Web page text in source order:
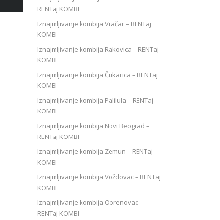
RENTaj KOMBI
Iznajmljivanje kombija Vračar – RENTaj
KOMBI
Iznajmljivanje kombija Rakovica – RENTaj
KOMBI
Iznajmljivanje kombija Čukarica – RENTaj
KOMBI
Iznajmljivanje kombija Palilula – RENTaj
KOMBI
Iznajmljivanje kombija Novi Beograd –
RENTaj KOMBI
Iznajmljivanje kombija Zemun – RENTaj
KOMBI
Iznajmljivanje kombija Voždovac – RENTaj
KOMBI
Iznajmljivanje kombija Obrenovac –
RENTaj KOMBI